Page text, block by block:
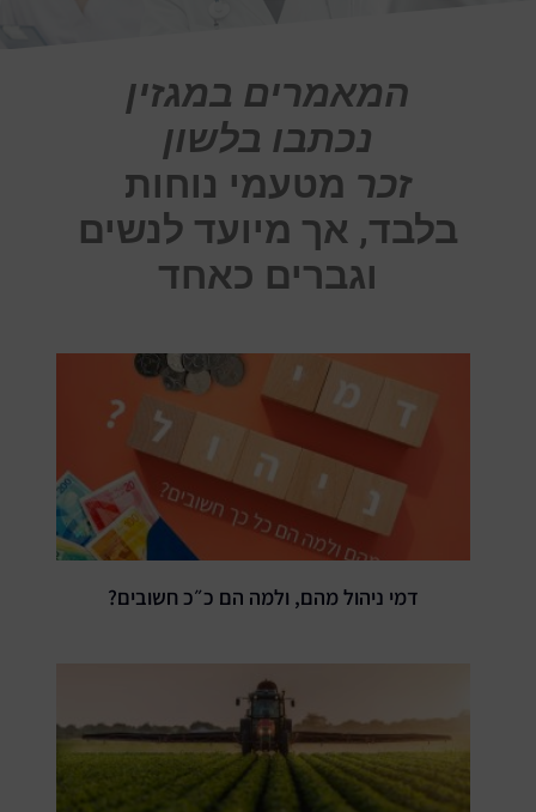
המאמרים במגזין
נכתבו בלשון
זכר מטעמי נוחות
בלבד, אך מיועד לנשים
וגברים כאחד
דמי ניהול מהם, ולמה הם כ״כ חשובים?